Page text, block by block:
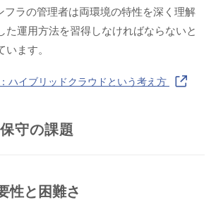
フラの管理者は両環境の特性を深く理解
た運用方法を習得しなければならないと
ます。
ハイブリッドクラウドという考え方
守の課題
性と困難さ